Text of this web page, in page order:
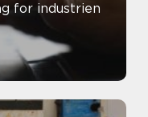
for industrien